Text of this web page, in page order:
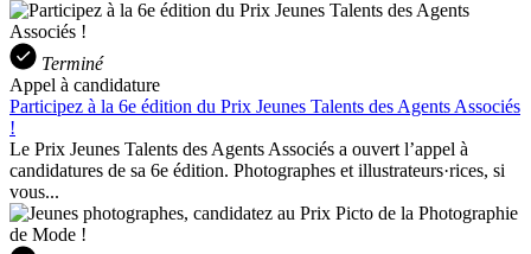
Terminé
Appel à candidature
Participez à la 6e édition du Prix Jeunes Talents des Agents Associés
!
Le Prix Jeunes Talents des Agents Associés a ouvert l’appel à
candidatures de sa 6e édition. Photographes et illustrateurs·rices, si
vous...